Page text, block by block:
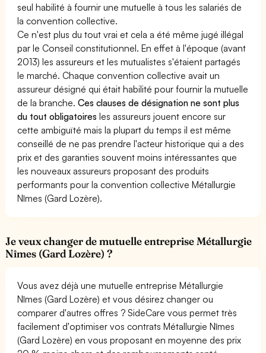
seul habilité à fournir une mutuelle à tous les salariés de
la convention collective.
Ce n'est plus du tout vrai et cela a été même jugé illégal
par le Conseil constitutionnel. En effet à l'époque (avant
2013) les assureurs et les mutualistes s'étaient partagés
le marché. Chaque convention collective avait un
assureur désigné qui était habilité pour fournir la mutuelle
de la branche.Ces clauses de désignation ne sont plus
du tout obligatoires les assureurs jouent encore sur
cette ambiguïté mais la plupart du temps il est même
conseillé de ne pas prendre l'acteur historique qui a des
prix et des garanties souvent moins intéressantes que
les nouveaux assureurs proposant des produits
performants pour la convention collective Métallurgie
Nîmes (Gard Lozère).
Je veux changer de mutuelle entreprise Métallurgie
Nîmes (Gard Lozère) ?
Vous avez déjà une mutuelle entreprise Métallurgie
Nîmes (Gard Lozère) et vous désirez changer ou
comparer d'autres offres ? SideCare vous permet très
facilement d'optimiser vos contrats Métallurgie Nîmes
(Gard Lozère) en vous proposant en moyenne des prix